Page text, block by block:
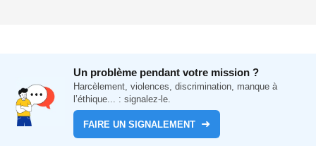
Un problème pendant votre mission ?
Harcèlement, violences, discrimination, manque à
l’éthique... : signalez-le.
FAIRE UN SIGNALEMENT